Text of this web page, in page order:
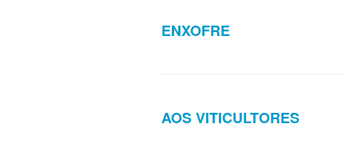
ENXOFRE
AOS VITICULTORES